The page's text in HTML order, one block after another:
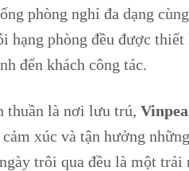
phòng nghỉ đa dạng
hạng phòng đều được
đến khách công tác.
thuần là nơi lưu trú,
xúc và tận hưởng
trôi qua đều là một trải